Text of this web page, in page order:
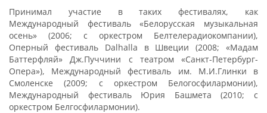
Принимал участие в таких фестивалях, как
Международный фестиваль «Белорусская музыкальная
осень» (2006; с оркестром Белтелерадиокомпании),
Оперный фестиваль Dalhalla в Швеции (2008; «Мадам
Баттерфляй» Дж.Пуччини с театром «Санкт-Петербург-
Опера»), Международный фестиваль им. М.И.Глинки в
Смоленске (2009; с оркестром Белогосфилармонии),
Международный фестиваль Юрия Башмета (2010; с
оркестром Белгосфилармонии).